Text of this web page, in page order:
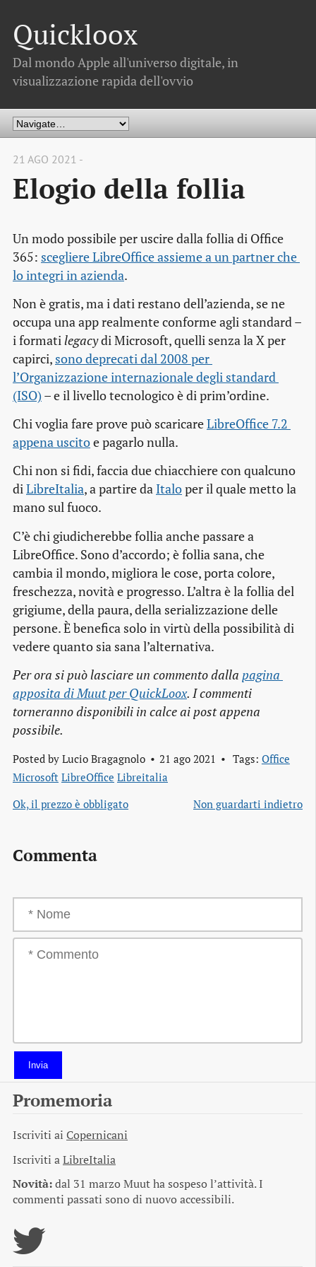
Quickloox
Dal mondo Apple all'universo digitale, in
visualizzazione rapida dell'ovvio
21 AGO 2021 -
Elogio della follia
Un modo possibile per uscire dalla follia di Office
365: scegliere LibreOffice assieme a un partner che
lo integri in azienda.
Non è gratis, ma i dati restano dell’azienda, se ne
occupa una app realmente conforme agli standard –
i formatilegacydi Microsoft, quelli senza la X per
capirci, sono deprecati dal 2008 per
l’Organizzazione internazionale degli standard
(ISO) – e il livello tecnologico è di prim’ordine.
Chi voglia fare prove può scaricareLibreOffice 7.2
appena uscitoe pagarlo nulla.
Chi non si fidi, faccia due chiacchiere con qualcuno
diLibreItalia, a partire da Italoper il quale metto la
mano sul fuoco.
C’è chi giudicherebbe follia anche passare a
LibreOffice. Sono d’accordo; è follia sana, che
cambia il mondo, migliora le cose, porta colore,
freschezza, novità e progresso. L’altra è la follia del
grigiume, della paura, della serializzazione delle
persone. È benefica solo in virtù della possibilità di
vedere quanto sia sana l’alternativa.
Per ora si può lasciare un commento dalla pagina
apposita di Muut per QuickLoox. I commenti
torneranno disponibili in calce ai post appena
possibile.
Posted by Lucio Bragagnolo 21 ago 2021 Tags: Office
Microsoft LibreOffice Libreitalia
Ok, il prezzo è obbligato
Non guardarti indietro
Commenta
Invia
Promemoria
Iscriviti ai Copernicani
Iscriviti aLibreItalia
Novità:dal 31 marzo Muut ha sospeso l’attività. I
commenti passati sono di nuovo accessibili.